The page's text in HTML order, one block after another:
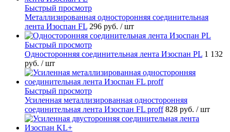
Быстрый просмотр
Металлизированная односторонняя соединительная
лента Изоспан FL 296 руб. / шт
Быстрый просмотр
Односторонняя соединительная лента Изоспан PL 1 132
руб. / шт
Быстрый просмотр
Усиленная металлизированная односторонняя
соединительная лента Изоспан FL proff 828 руб. / шт